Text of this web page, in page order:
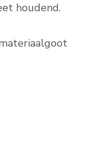
houdend.